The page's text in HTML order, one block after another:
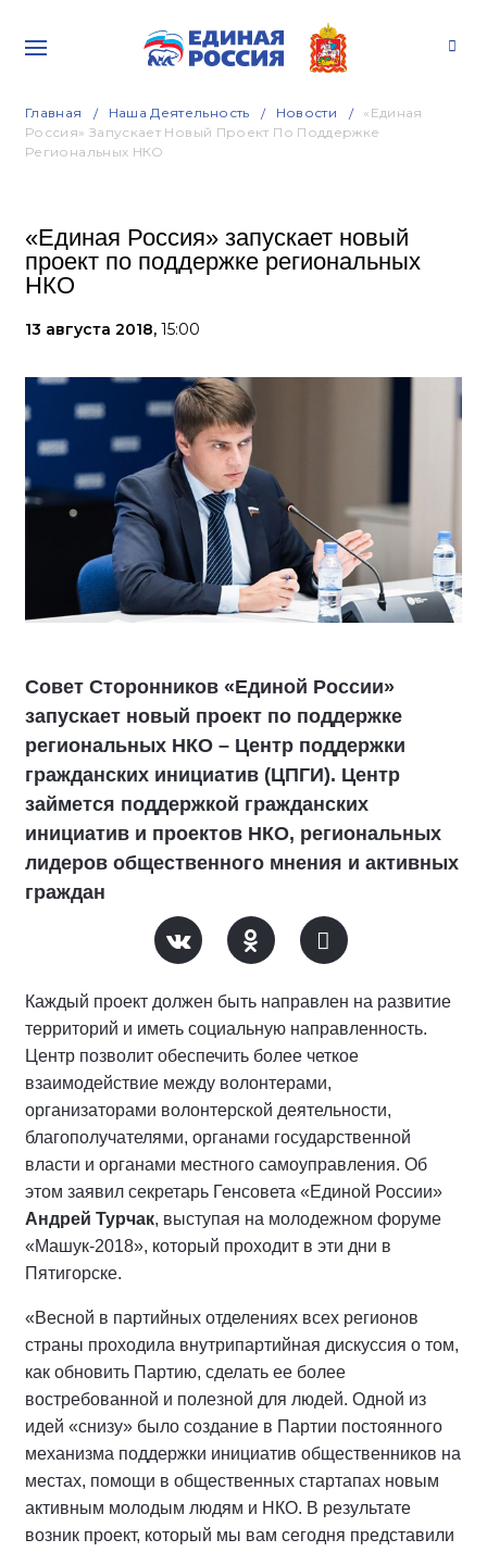
Главная Наша Деятельность Новости
«Единая
Россия» Запускает Новый Проект По Поддержке
Региональных НКО
«Единая Россия» запускает новый
проект по поддержке региональных
НКО
13 августа 2018, 15:00
Совет Сторонников «Единой России»
запускает новый проект по поддержке
региональных НКО – Центр поддержки
гражданских инициатив (ЦПГИ). Центр
займется поддержкой гражданских
инициатив и проектов НКО, региональных
лидеров общественного мнения и активных
граждан
Каждый проект должен быть направлен на развитие
территорий и иметь социальную направленность.
Центр позволит обеспечить более четкое
взаимодействие между волонтерами,
организаторами волонтерской деятельности,
благополучателями, органами государственной
власти и органами местного самоуправления. Об
этом заявил секретарь Генсовета «Единой России»
Андрей Турчак, выступая на молодежном форуме
«Машук-2018», который проходит в эти дни в
Пятигорске.
«Весной в партийных отделениях всех регионов
страны проходила внутрипартийная дискуссия о том,
как обновить Партию, сделать ее более
востребованной и полезной для людей. Одной из
идей «снизу» было создание в Партии постоянного
механизма поддержки инициатив общественников на
местах, помощи в общественных стартапах новым
активным молодым людям и НКО. В результате
возник проект, который мы вам сегодня представили